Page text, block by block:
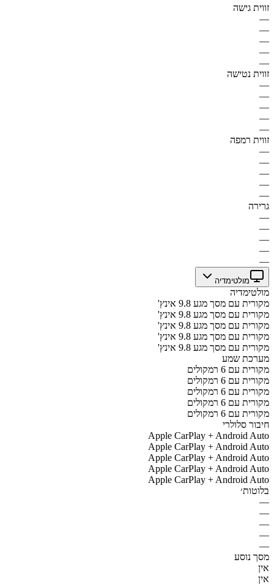
זווית גישה
—
—
—
—
—
זווית נטישה
—
—
—
—
—
זווית רמפה
—
—
—
—
—
גרירה
—
—
—
—
—
מולטימדיה
מולטימדיה
מקורית עם מסך מגע 9.8 אינץ'
מקורית עם מסך מגע 9.8 אינץ'
מקורית עם מסך מגע 9.8 אינץ'
מקורית עם מסך מגע 9.8 אינץ'
מקורית עם מסך מגע 9.8 אינץ'
מערכת שמע
מקורית עם 6 רמקולים
מקורית עם 6 רמקולים
מקורית עם 6 רמקולים
מקורית עם 6 רמקולים
מקורית עם 6 רמקולים
חיבור סלולרי
Apple CarPlay + Android Auto
Apple CarPlay + Android Auto
Apple CarPlay + Android Auto
Apple CarPlay + Android Auto
Apple CarPlay + Android Auto
בלוטות׳
—
—
—
—
—
מסך נוסע
אין
אין